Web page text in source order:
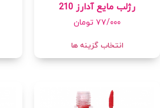
رژلب مایع آدارز 210
۷۷/۰۰۰ تومان
انتخاب گزینه ها